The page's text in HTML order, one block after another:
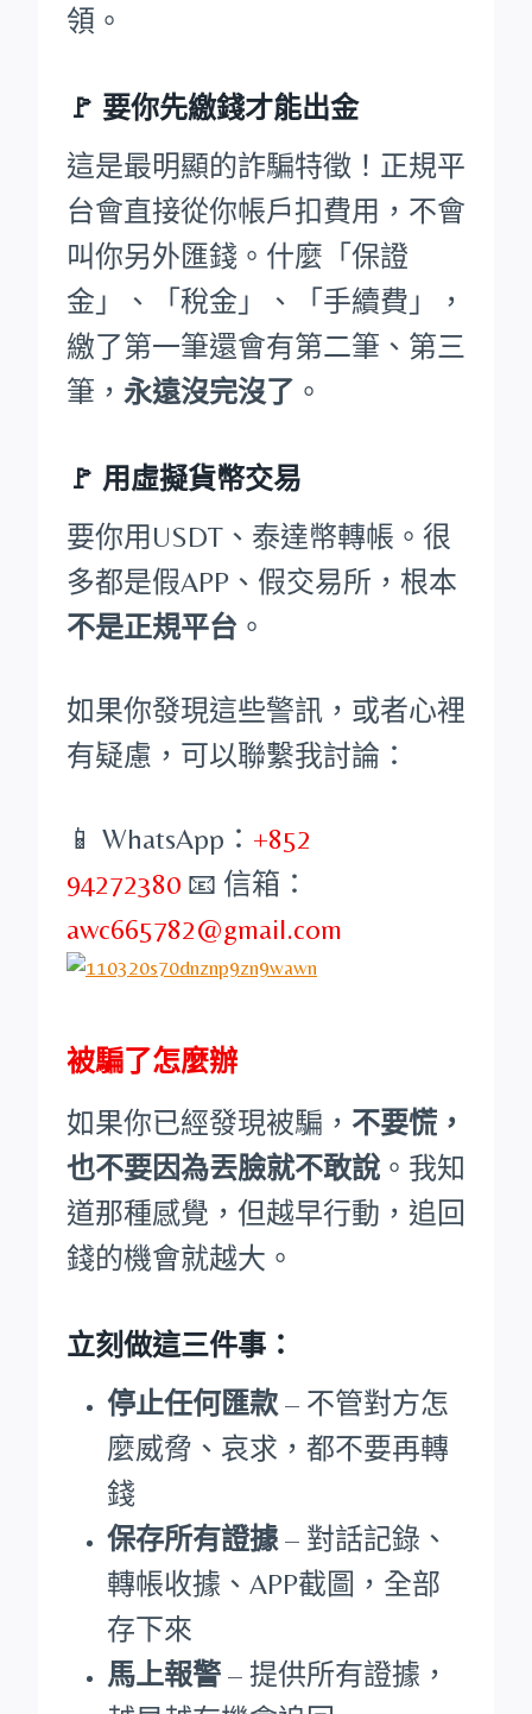
領。
🚩 要你先繳錢才能出金
這是最明顯的詐騙特徵！正規平
台會直接從你帳戶扣費用，不會
叫你另外匯錢。什麼「保證
金」、「稅金」、「手續費」，
繳了第一筆還會有第二筆、第三
筆， 永遠沒完沒了 。
🚩 用虛擬貨幣交易
要你用USDT、泰達幣轉帳。很
多都是假APP、假交易所，根本
不是正規平台 。
如果你發現這些警訊，或者心裡
有疑慮，可以聯繫我討論：
📱 WhatsApp： +852
94272380 📧 信箱：
awc665782@gmail.com
被騙了怎麼辦
如果你已經發現被騙， 不要慌，
也不要因為丟臉就不敢說 。我知
道那種感覺，但越早行動，追回
錢的機會就越大。
立刻做這三件事：
停止任何匯款 – 不管對方怎
麼威脅、哀求，都不要再轉
錢
保存所有證據 – 對話記錄、
轉帳收據、APP截圖，全部
存下來
馬上報警 – 提供所有證據，